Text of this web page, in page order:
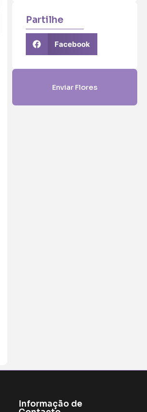
Partilhe
Facebook
Enviar Flores
Informação de